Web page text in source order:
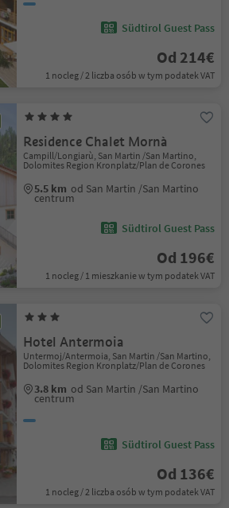
Südtirol Guest Pass
Od 214€
1 nocleg / 2 liczba osób w tym podatek VAT
Residence Chalet Mornà
Campill/Longiarù, San Martin /San Martino,
Dolomites Region Kronplatz/Plan de Corones
5.5 km od San Martin /San Martino
centrum
Südtirol Guest Pass
Od 196€
1 nocleg / 1 mieszkanie w tym podatek VAT
Hotel Antermoia
Untermoj/Antermoia, San Martin /San Martino,
Dolomites Region Kronplatz/Plan de Corones
3.8 km od San Martin /San Martino
centrum
Südtirol Guest Pass
Od 136€
1 nocleg / 2 liczba osób w tym podatek VAT